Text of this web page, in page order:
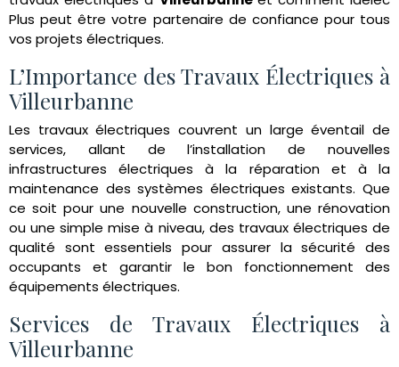
Plus peut être votre partenaire de confiance pour tous
vos projets électriques.
L’Importance des Travaux Électriques à
Villeurbanne
Les travaux électriques couvrent un large éventail de
services, allant de l’installation de nouvelles
infrastructures électriques à la réparation et à la
maintenance des systèmes électriques existants. Que
ce soit pour une nouvelle construction, une rénovation
ou une simple mise à niveau, des travaux électriques de
qualité sont essentiels pour assurer la sécurité des
occupants et garantir le bon fonctionnement des
équipements électriques.
Services de Travaux Électriques à
Villeurbanne